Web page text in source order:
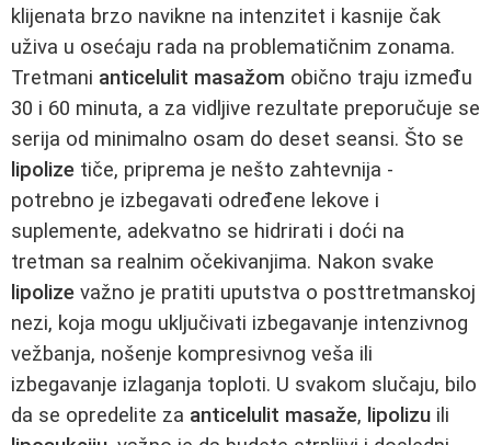
klijenata brzo navikne na intenzitet i kasnije čak
uživa u osećaju rada na problematičnim zonama.
Tretmani anticelulit masažom obično traju između
30 i 60 minuta, a za vidljive rezultate preporučuje se
serija od minimalno osam do deset seansi. Što se
lipolize tiče, priprema je nešto zahtevnija -
potrebno je izbegavati određene lekove i
suplemente, adekvatno se hidrirati i doći na
tretman sa realnim očekivanjima. Nakon svake
lipolize važno je pratiti uputstva o posttretmanskoj
nezi, koja mogu uključivati izbegavanje intenzivnog
vežbanja, nošenje kompresivnog veša ili
izbegavanje izlaganja toploti. U svakom slučaju, bilo
da se opredelite za anticelulit masaže, lipolizu ili